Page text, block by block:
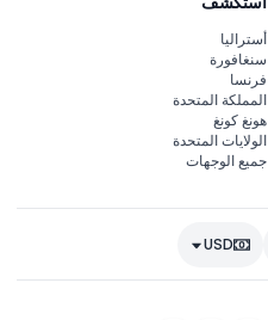
أستراليا
سنغافورة
فرنسا
المملكة المتحدة
هونغ كونغ
الولايات المتحدة
جميع الوجهات
USD